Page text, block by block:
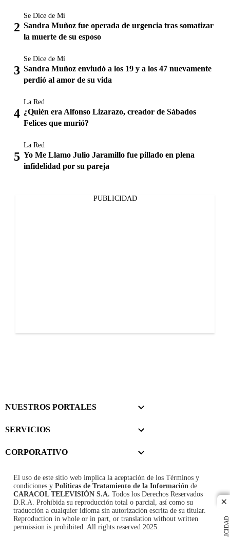
Se Dice de Mí
Sandra Muñoz fue operada de urgencia tras somatizar
la muerte de su esposo
Se Dice de Mí
Sandra Muñoz enviudó a los 19 y a los 47 nuevamente
perdió al amor de su vida
La Red
¿Quién era Alfonso Lizarazo, creador de Sábados
Felices que murió?
La Red
Yo Me Llamo Julio Jaramillo fue pillado en plena
infidelidad por su pareja
PUBLICIDAD
NUESTROS PORTALES
SERVICIOS
CORPORATIVO
El uso de este sitio web implica la aceptación de los Términos y
condiciones y Políticas de Tratamiento de la Información de
CARACOL TELEVISIÓN S.A. Todos los Derechos Reservados
D.R.A. Prohibida su reproducción total o parcial, así como su
traducción a cualquier idioma sin autorización escrita de su titular.
Reproduction in whole or in part, or translation without written
permission is prohibited. All rights reserved 2025.